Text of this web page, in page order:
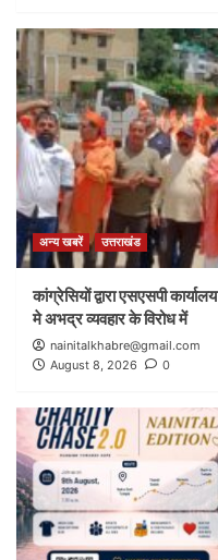
अन्य खबरें उत्तराखंड
कांग्रेसियों द्वारा एसएसपी कार्यालय
मे अभद्र व्यवहार के विरोध में
nainitalkhabre@gmail.com
August 8, 2026
0